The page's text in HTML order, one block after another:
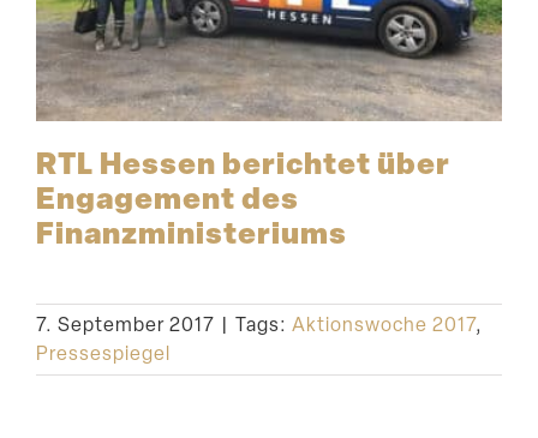
RTL Hessen berichtet über
Engagement des
Finanzministeriums
7. September 2017 | Tags: Aktionswoche 2017,
Pressespiegel